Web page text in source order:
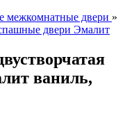
межкомнатные двери »
двери Эмалит
ваниль,